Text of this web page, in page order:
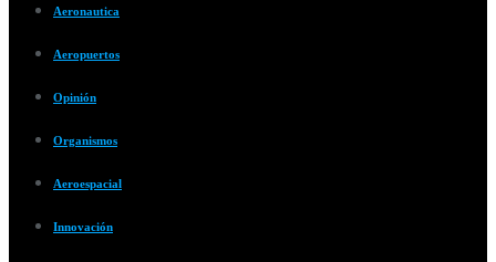
Aeronautica
Aeropuertos
Opinión
Organismos
Aeroespacial
Innovación